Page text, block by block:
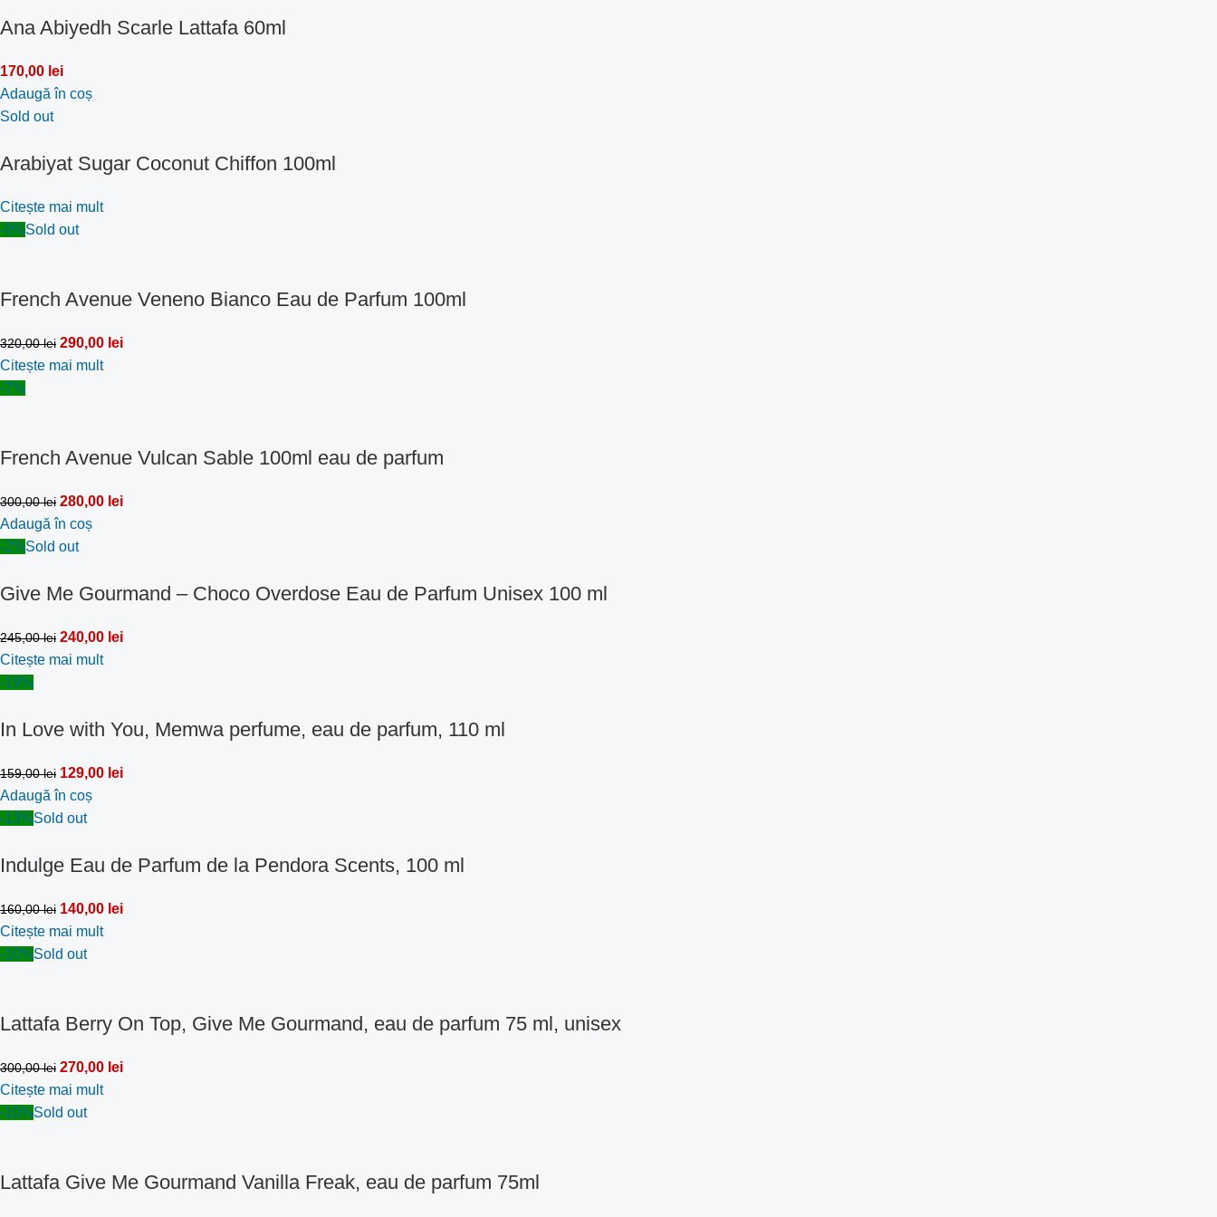
Ana Abiyedh Scarle Lattafa 60ml
170,00 lei
Adaugă în coș
Sold out
Arabiyat Sugar Coconut Chiffon 100ml
Citește mai mult
-9%Sold out
French Avenue Veneno Bianco Eau de Parfum 100ml
320,00lei 290,00 lei
Citește mai mult
-7%
French Avenue Vulcan Sable 100ml eau de parfum
300,00lei 280,00 lei
Adaugă în coș
-2%Sold out
Give Me Gourmand – Choco Overdose Eau de Parfum Unisex 100 ml
245,00lei 240,00 lei
Citește mai mult
-19%
In Love with You, Memwa perfume, eau de parfum, 110 ml
159,00lei 129,00 lei
Adaugă în coș
-13%Sold out
Indulge Eau de Parfum de la Pendora Scents, 100 ml
160,00lei 140,00 lei
Citește mai mult
-10%Sold out
Lattafa Berry On Top, Give Me Gourmand, eau de parfum 75 ml, unisex
300,00lei 270,00 lei
Citește mai mult
-10%Sold out
Lattafa Give Me Gourmand Vanilla Freak, eau de parfum 75ml